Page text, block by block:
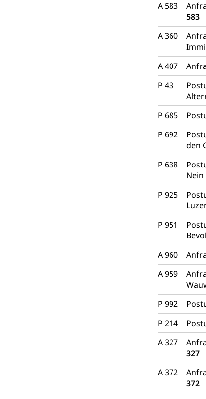
A 583
583
A 360
A 407
P 43
P 685
P 692
den
P 638
Nein
P 925
P 951
A 960
A 959
P 992
P 214
A 327
327
A 372
372